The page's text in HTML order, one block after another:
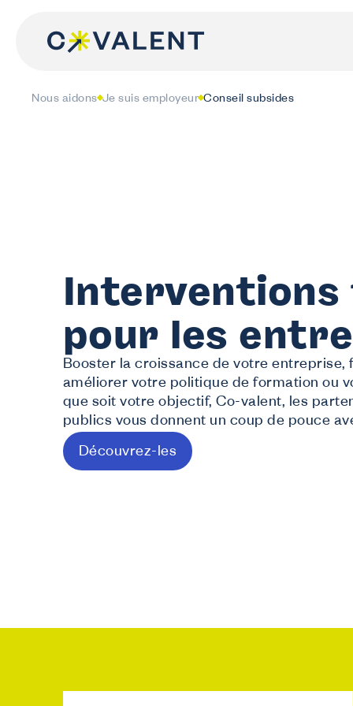
content
Nous aidons Je suis employeur Conseil subsides
Interventions
pour les
Booster la croissance de votre entreprise,
améliorer votre politique de formation ou
que soit votre objectif, Co-valent, les
publics vous donnent un coup de pouce
Découvrez-les